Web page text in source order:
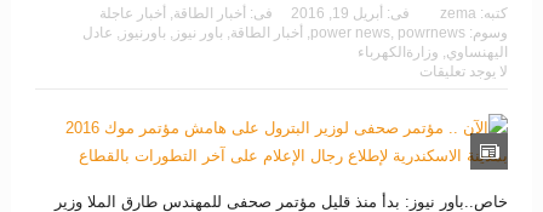
كتبه: zema فى: أبريل 19, 2016 فى: أخبار الطاقة
أخبار عاجلة
وسوم:
power news powrnews أخبار الطاقة باور نيوز باورنيوز
عادل
اليهنساوي وزارةالكهرباء
لا يوجد تعليقات
خاص..باور نيوز: بدأ منذ قليل مؤتمر صحفى للمهندس طارق الملا وزير